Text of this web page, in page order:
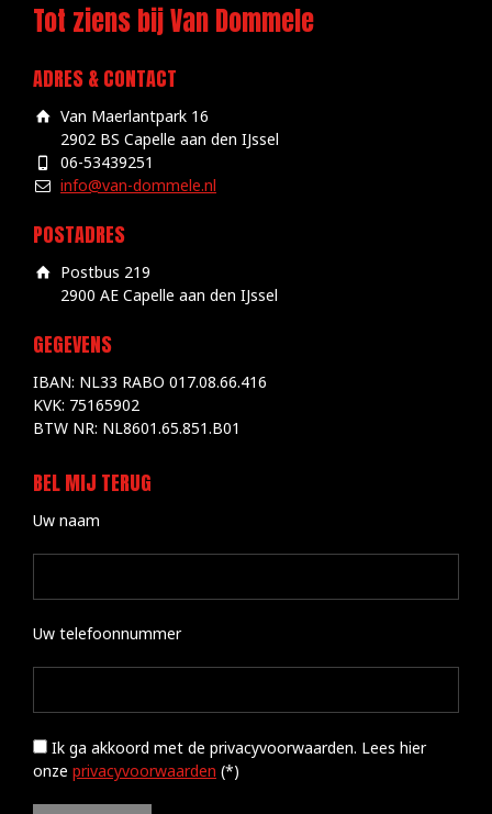
Tot ziens bij Van Dommele
ADRES & CONTACT
Van Maerlantpark 16
2902 BS Capelle aan den IJssel
06-53439251
info@van-dommele.nl
POSTADRES
Postbus 219
2900 AE Capelle aan den IJssel
GEGEVENS
IBAN: NL33 RABO 017.08.66.416
KVK: 75165902
BTW NR: NL8601.65.851.B01
BEL MIJ TERUG
Uw naam
Uw telefoonnummer
Ik ga akkoord met de privacyvoorwaarden. Lees hier
onze privacyvoorwaarden (*)